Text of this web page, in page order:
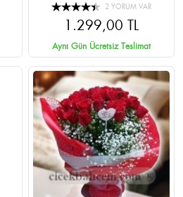
2 YORUM VAR
1.299,00 TL
Aynı Gün Ücretsiz Teslimat